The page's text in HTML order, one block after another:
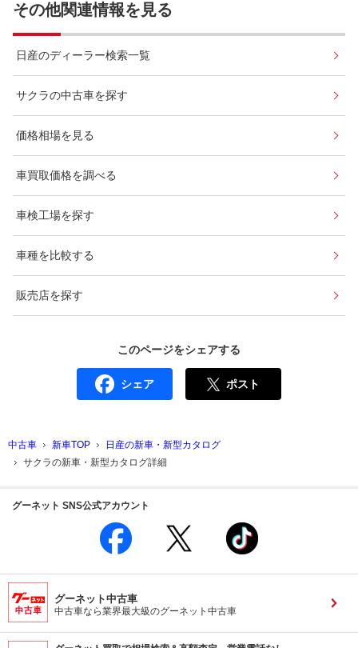
その他関連情報を見る
日産のディーラー検索一覧
サクラの中古車を探す
価格相場を見る
車買取価格を調べる
車検工場を探す
車種を比較する
販売店を探す
このページをシェアする
シェア ポスト
中古車 新車TOP
日産の新車・新型カタログ
サクラの新車・新型カタログ詳細
グーネット SNS公式アカウント
グーネット中古車
中古車なら業界最大級のグーネット中古車